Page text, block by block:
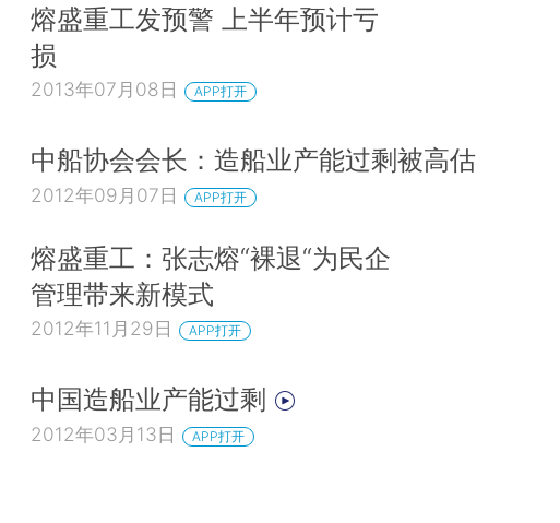
熔盛重工发预警 上半年预计亏
损
2013年07月08日 APP打开
中船协会会长：造船业产能过剩被高估
2012年09月07日 APP打开
熔盛重工：张志熔“裸退“为民企
管理带来新模式
2012年11月29日 APP打开
中国造船业产能过剩
2012年03月13日 APP打开